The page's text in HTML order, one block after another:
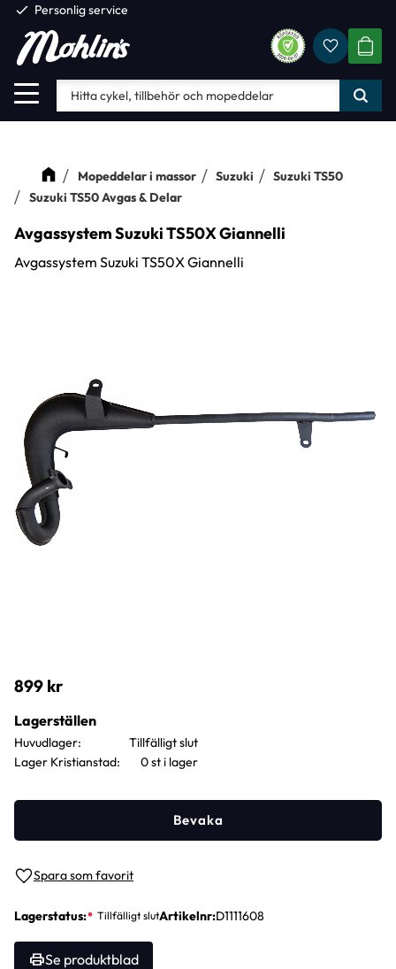
Meny
check Personlig service
Mopeddelar i massor Suzuki
Suzuki TS50
Suzuki TS50 Avgas & Delar
Avgassystem Suzuki TS50X Giannelli
Avgassystem Suzuki TS50X Giannelli
899 kr
Lägg till i favoriter
Bevaka
Lagerstatus Artikelnr D1111608
Se produktblad
Lagerställen
Huvudlager
Lager Kristianstad
0 st i lager